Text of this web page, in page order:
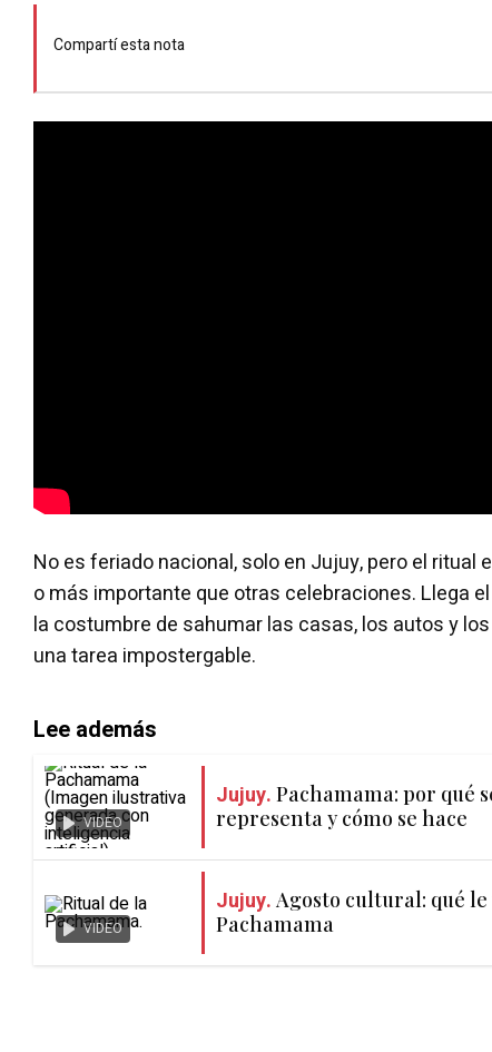
Compartí esta nota
No es feriado nacional, solo en Jujuy, pero el ritual
o más importante que otras celebraciones. Llega
la costumbre de sahumar las casas, los autos y
una tarea impostergable.
Lee además
VIDEO
Jujuy. Pachamama: por qué
representa y cómo se hace
VIDEO
Jujuy. Agosto cultural: qué
Pachamama